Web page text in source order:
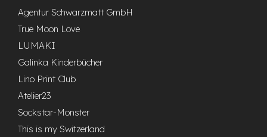
Agentur Schwarzmatt GmbH
True Moon Love
LUMAKI
Galinka Kinderbücher
Lino Print Club
Atelier23
Sockstar-Monster
This is my Switzerland